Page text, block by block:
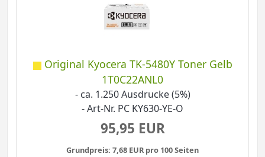
Original Kyocera TK-5480Y Toner Gelb
1T0C22ANL0
- ca. 1.250 Ausdrucke (5%)
- Art-Nr. PC KY630-YE-O
95,95 EUR
Grundpreis: 7,68 EUR pro 100 Seiten